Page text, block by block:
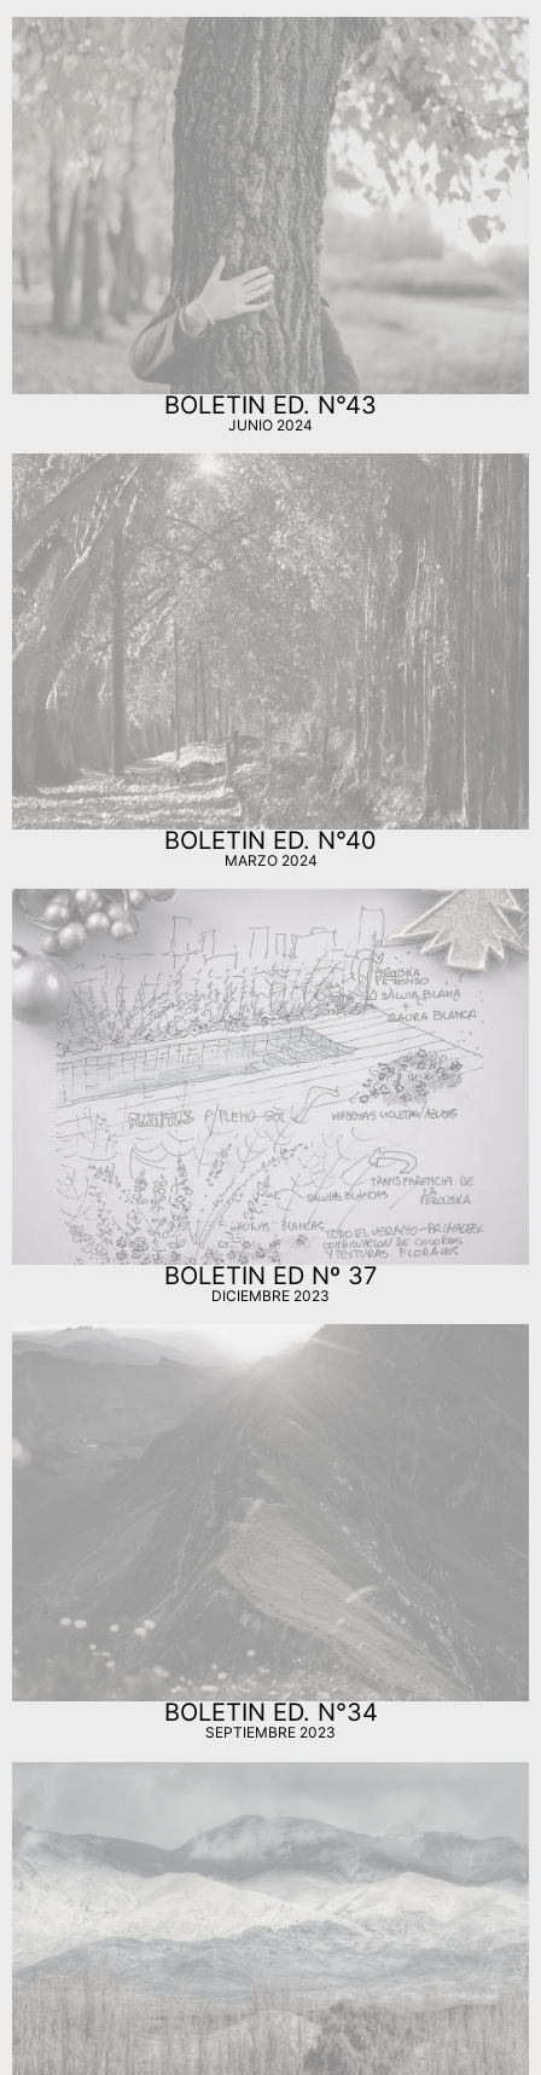
BOLETIN ED. N°43
JUNIO 2024
BOLETIN ED. N°40
MARZO 2024
BOLETIN ED Nº 37
DICIEMBRE 2023
BOLETIN ED. N°34
SEPTIEMBRE 2023